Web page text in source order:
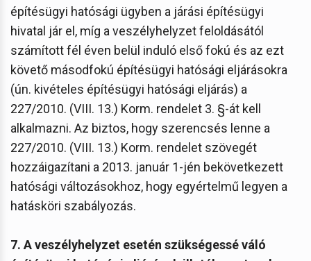
építésügyi hatósági ügyben a járási építésügyi
hivatal jár el, míg a veszélyhelyzet feloldásától
számított fél éven belül induló első fokú és az ezt
követő másodfokú építésügyi hatósági eljárásokra
(ún. kivételes építésügyi hatósági eljárás) a
227/2010. (VIII. 13.) Korm. rendelet 3. §-át kell
alkalmazni. Az biztos, hogy szerencsés lenne a
227/2010. (VIII. 13.) Korm. rendelet szövegét
hozzáigazítani a 2013. január 1-jén bekövetkezett
hatósági változásokhoz, hogy egyértelmű legyen a
hatásköri szabályozás.
7. Aveszélyhelyzet esetén szükségessé váló